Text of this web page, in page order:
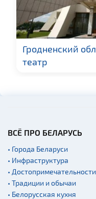
Ратуши
Памятники
людям
Кладбище
Монастыри
Аэропорты
Железнодорожные
вокзалы
Гродненский
театр
ВСЁ ПРО БЕЛАРУСЬ
• Города Беларуси
• Инфраструктура
• Достопримечательности
• Традиции и обычаи
• Белорусская кухня